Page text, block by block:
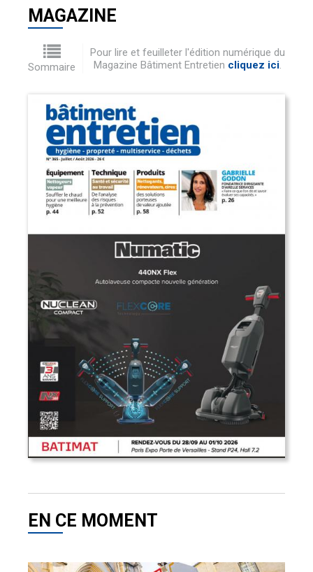
MAGAZINE
Sommaire
Pour lire et feuilleter l'édition numérique du
Magazine Bâtiment Entretien cliquez ici.
EN CE MOMENT